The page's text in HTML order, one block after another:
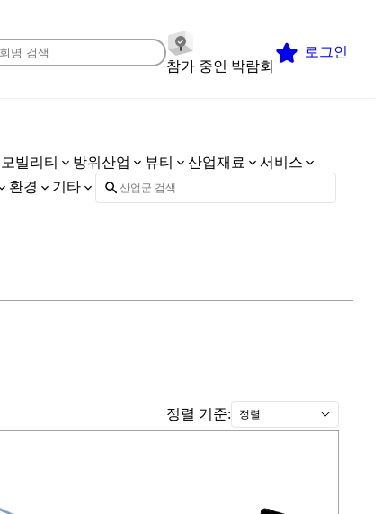
참가 중인 박람회
로그인
모빌리티 방위산업 뷰티 산업재료
서비스
환경 기타
정렬 기준: 정렬